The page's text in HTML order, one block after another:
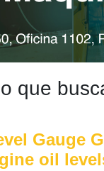
que
Gauge
oil